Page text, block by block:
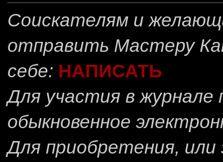
Соискателям и
отправить Мастеру
себе: НАПИСАТЬ
Для участия в
обыкновенное
Для приобретения, или